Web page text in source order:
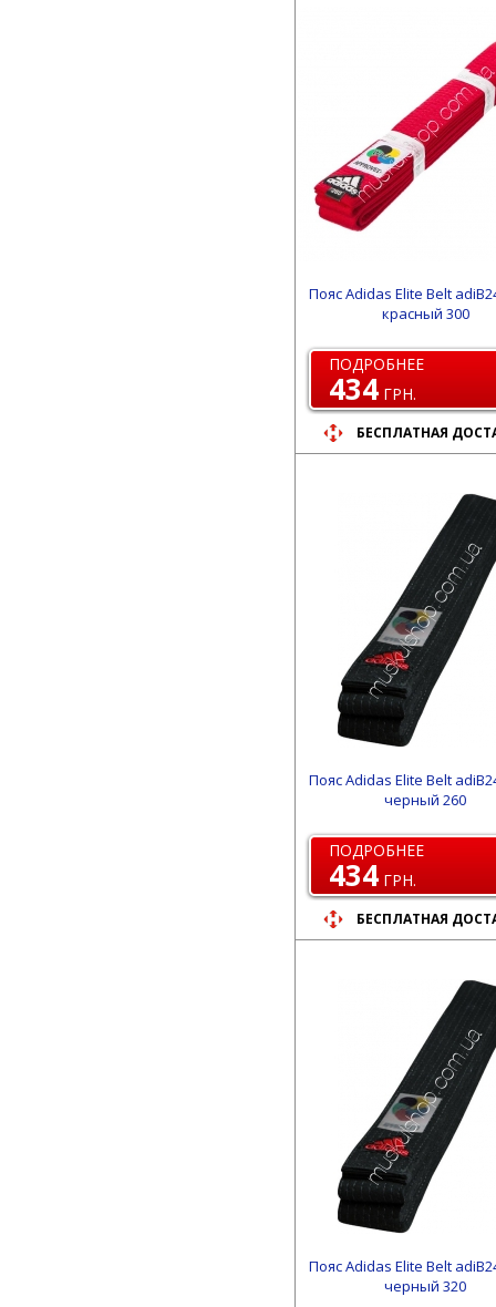
Пояс Adidas Elite Belt
красный 300
ПОДРОБНЕЕ
434 ГРН.
БЕСПЛАТНАЯ
Пояс Adidas Elite Belt
черный 260
ПОДРОБНЕЕ
434 ГРН.
БЕСПЛАТНАЯ
Пояс Adidas Elite Belt
черный 320